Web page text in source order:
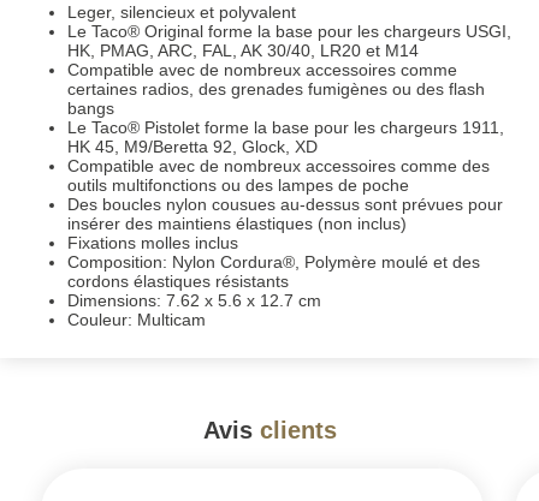
Leger, silencieux et polyvalent
Le Taco® Original forme la base pour les chargeurs USGI,
HK, PMAG, ARC, FAL, AK 30/40, LR20 et M14
Compatible avec de nombreux accessoires comme
certaines radios, des grenades fumigènes ou des flash
bangs
Le Taco® Pistolet forme la base pour les chargeurs 1911,
HK 45, M9/Beretta 92, Glock, XD
Compatible avec de nombreux accessoires comme des
outils multifonctions ou des lampes de poche
Des boucles nylon cousues au-dessus sont prévues pour
insérer des maintiens élastiques (non inclus)
Fixations molles inclus
Composition: Nylon Cordura®, Polymère moulé et des
cordons élastiques résistants
Dimensions: 7.62 x 5.6 x 12.7 cm
Couleur: Multicam
Avis clients